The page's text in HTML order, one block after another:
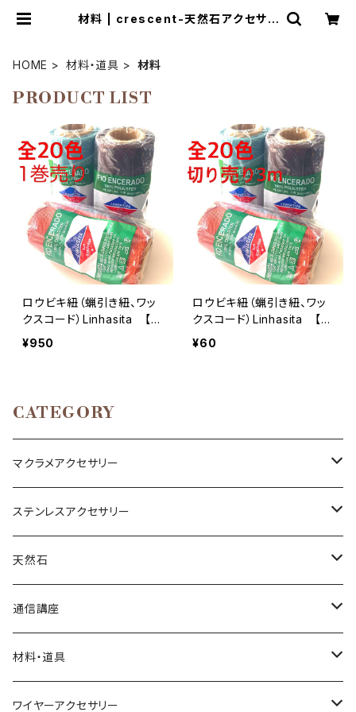
材料 | crescent-天然石アクセサリ
HOME 材料・道具 材料
PRODUCT LIST
ロウビキ紐（蝋引き紐、ワッ
クスコード）Linhasita 【1
巻売り】
¥950
ロウビキ紐（蝋引き紐、ワッ
クスコード）Linhasita 【切
り売り3m】
¥60
CATEGORY
マクラメアクセサリー
ネックレス
ブレスレット
リング
ピアス
小物
ステンレスアクセサリー
ネックレス
ピアス
天然石
丸玉
アベンチュリン
オニキス
カボション
アクアマリン
ポイント
通信講座
ブレスレット
リング
材料・道具
材料
ワイヤーアクセサリー